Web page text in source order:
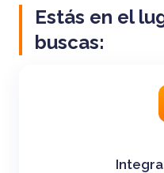
Estás en el
buscas: